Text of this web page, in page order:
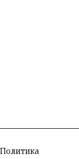
Политика